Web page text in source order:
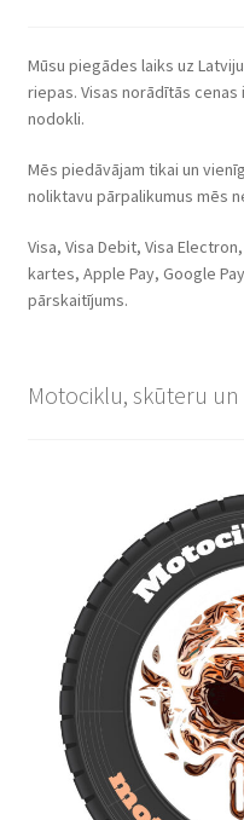
Mūsu piegādes laiks uz
riepas. Visas norādītās
nodokli.
Mēs piedāvājam tikai un
noliktavu pārpalikumus mēs
Visa, Visa Debit, Visa
kartes, Apple Pay, Google
pārskaitījums.
Motociklu, skūteru